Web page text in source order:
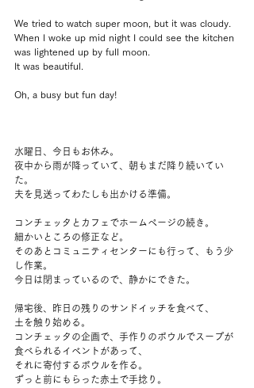
We tried to watch super moon, but it was cloudy.
When I woke up mid night I could see the kitchen
was lightened up by full moon.
It was beautiful.
Oh, a busy but fun day!
水曜日、今日もお休み。
夜中から雨が降っていて、朝もまだ降り続いてい
た。
夫を見送ってわたしも出かける準備。
コンチェッタとカフェでホームページの続き。
細かいところの修正など。
そのあとコミュニティセンターにも行って、もう少
し作業。
今日は閉まっているので、静かにできた。
帰宅後、昨日の残りのサンドイッチを食べて、
土を触り始める。
コンチェッタの企画で、手作りのボウルでスープが
食べられるイベントがあって、
それに寄付するボウルを作る。
ずっと前にもらった赤土で手捻り。